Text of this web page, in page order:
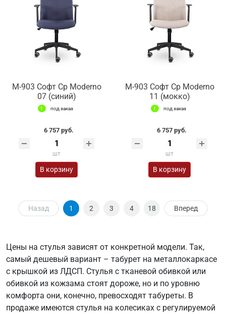
М-903 Софт Ср Moderno
07 (синий)
под заказ
6 757 руб.
шт
В корзину
М-903 Софт Ср Moderno
11 (мокко)
под заказ
6 757 руб.
шт
В корзину
Назад 1 2 3 4 18 Вперед
Цены на стулья зависят от конкретной модели. Так,
самый дешевый вариант – табурет на металлокаркасе
с крышкой из ЛДСП. Стулья с тканевой обивкой или
обивкой из кожзама стоят дороже, но и по уровню
комфорта они, конечно, превосходят табуреты. В
продаже имеются стулья на колесиках с регулируемой